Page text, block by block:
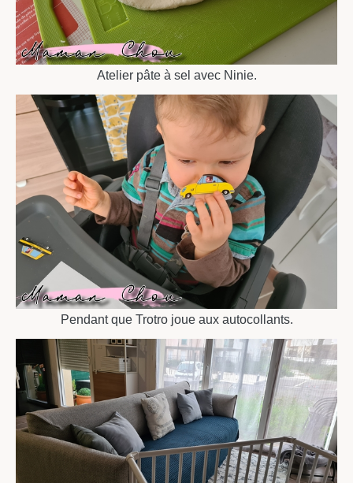
Atelier pâte à sel avec Ninie.
Pendant que Trotro joue aux autocollants.